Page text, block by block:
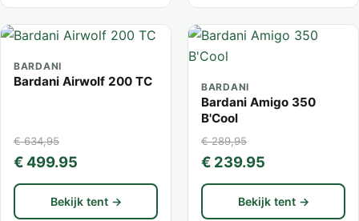
BARDANI
Bardani Airwolf 200 TC
€ 634,95
€ 499.95
Bekijk tent →
BARDANI
Bardani Amigo 350
B'Cool
€ 289,95
€ 239.95
Bekijk tent →